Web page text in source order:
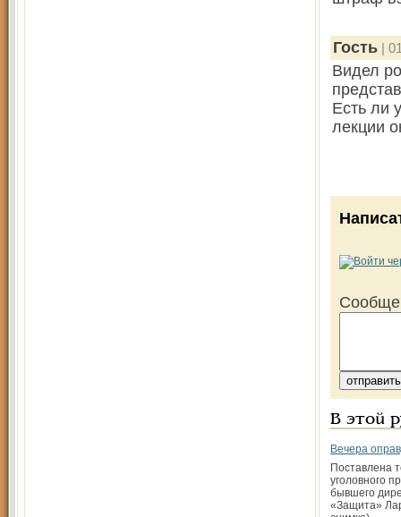
Гость |
Видел
Есть ли
лекции
В этой
Вечера
Поставлена
уголовного
бывшего
«Защита»